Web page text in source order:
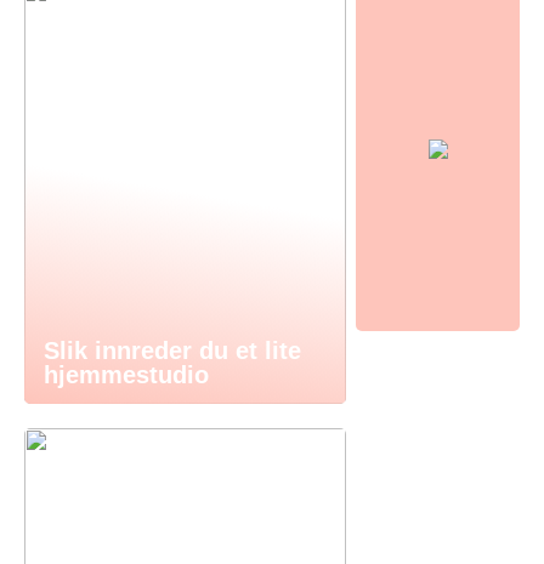
Slik innreder du et lite
hjemmestudio